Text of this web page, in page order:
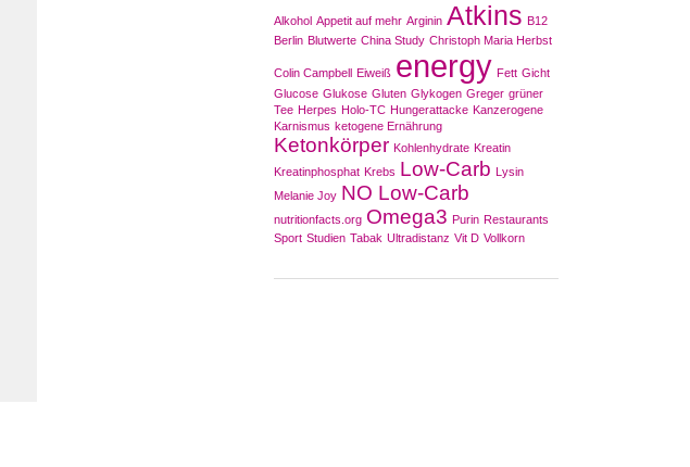
Alkohol Appetit auf mehr Arginin Atkins B12
Berlin Blutwerte China Study Christoph Maria Herbst
Colin Campbell Eiweiß energy Fett Gicht
Glucose Glukose Gluten Glykogen Greger grüner
Tee Herpes Holo-TC Hungerattacke Kanzerogene
Karnismus ketogene Ernährung
Ketonkörper Kohlenhydrate Kreatin
Kreatinphosphat Krebs Low-Carb Lysin
Melanie Joy NO Low-Carb
nutritionfacts.org Omega3 Purin Restaurants
Sport Studien Tabak Ultradistanz Vit D Vollkorn